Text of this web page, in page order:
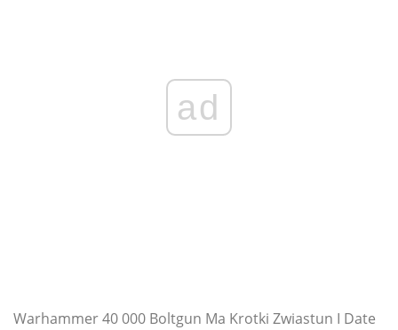
ad
Warhammer 40 000 Boltgun Ma Krotki Zwiastun I Date